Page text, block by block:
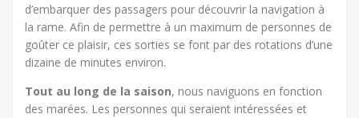
d’embarquer des passagers pour découvrir la navigation à
la rame. Afin de permettre à un maximum de personnes de
goûter ce plaisir, ces sorties se font par des rotations d’une
dizaine de minutes environ.
Tout au long de la saison, nous naviguons en fonction
des marées. Les personnes qui seraient intéressées et